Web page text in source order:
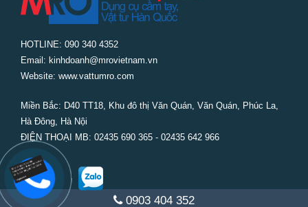
HOTLINE: 090 340 4352
Email: kinhdoanh@mrovietnam.vn
Website: www.vattumro.com
Miền Bắc: D40 TT18, Khu đô thị Văn Quán, Văn Quán, Phúc La,
Hà Đông, Hà Nội
ĐIỆN THOẠI MB: 02435 690 365 - 02435 642 966
0903 404 352